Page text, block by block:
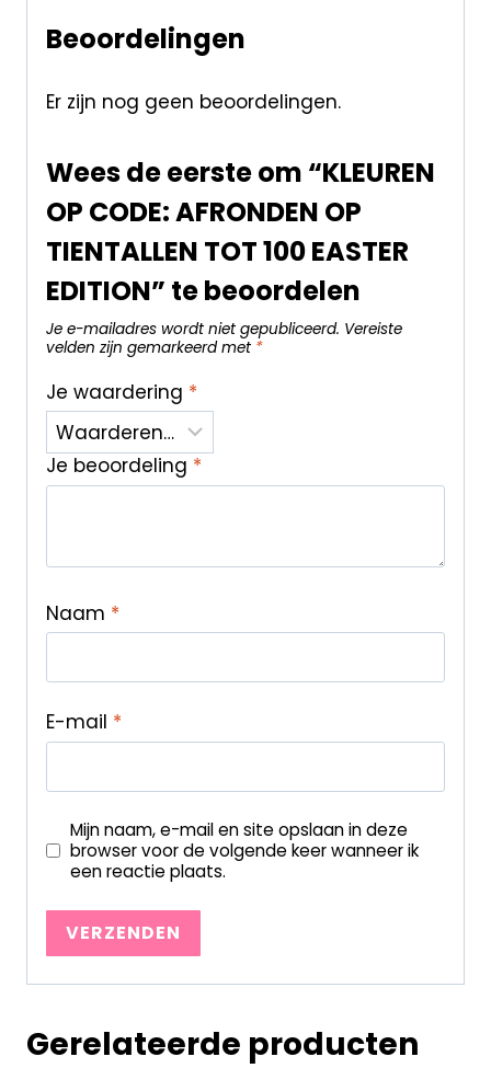
Beoordelingen
Er zijn nog geen beoordelingen.
Wees de eerste om “KLEUREN
OP CODE: AFRONDEN OP
TIENTALLEN TOT 100 EASTER
EDITION” te beoordelen
Je e-mailadres wordt niet gepubliceerd. Vereiste
velden zijn gemarkeerd met *
Je waardering *
Je beoordeling *
Naam *
E-mail *
Mijn naam, e-mail en site opslaan in deze
browser voor de volgende keer wanneer ik
een reactie plaats.
Gerelateerde producten